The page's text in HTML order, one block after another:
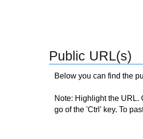
Public URL(s)
Below you can find the
Note: Highlight the URL.
go of the 'Ctrl' key. To